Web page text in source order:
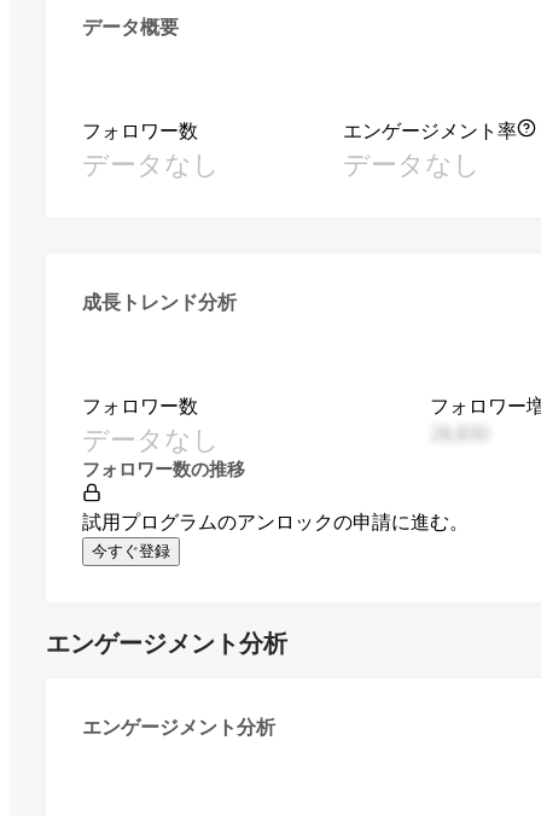
データ概要
フォロワー数
データなし
エンゲージメント率
データなし
成長トレンド分析
フォロワー数
データなし
フォロワー
フォロワー数の推移
試用プログラムのアンロックの申請に進む。
今すぐ登録
エンゲージメント分析
エンゲージメント分析